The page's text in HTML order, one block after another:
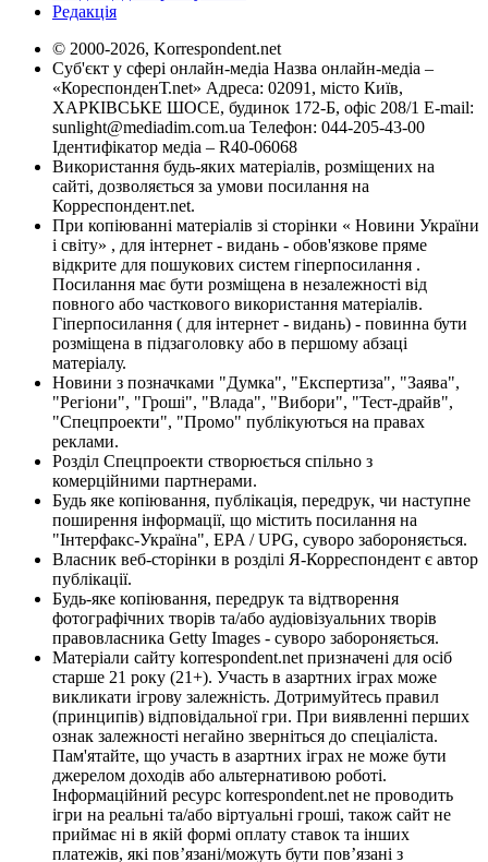
Редакція
© 2000-2026, Korrespondent.net
Суб'єкт у сфері онлайн-медіа Назва онлайн-медіа –
«КореспонденТ.net» Адреса: 02091, місто Київ,
ХАРКІВСЬКЕ ШОСЕ, будинок 172-Б, офіс 208/1 E-mail:
sunlight@mediadim.com.ua Телефон: 044-205-43-00
Ідентифікатор медіа – R40-06068
Використання будь-яких матеріалів, розміщених на
сайті, дозволяється за умови посилання на
Корреспондент.net.
При копіюванні матеріалів зі сторінки « Новини України
і світу» , для інтернет - видань - обов'язкове пряме
відкрите для пошукових систем гіперпосилання .
Посилання має бути розміщена в незалежності від
повного або часткового використання матеріалів.
Гіперпосилання ( для інтернет - видань) - повинна бути
розміщена в підзаголовку або в першому абзаці
матеріалу.
Новини з позначками "Думка", "Експертиза", "Заява",
"Регіони", "Гроші", "Влада", "Вибори", "Тест-драйв",
"Спецпроекти", "Промо" публікуються на правах
реклами.
Розділ Спецпроекти створюється спільно з
комерційними партнерами.
Будь яке копіювання, публікація, передрук, чи наступне
поширення інформації, що містить посилання на
"Інтерфакс-Україна", EPA / UPG, суворо забороняється.
Власник веб-сторінки в розділі Я-Корреспондент є автор
публікації.
Будь-яке копіювання, передрук та відтворення
фотографічних творів та/або аудіовізуальних творів
правовласника Getty Images - суворо забороняється.
Матеріали сайту korrespondent.net призначені для осіб
старше 21 року (21+). Участь в азартних іграх може
викликати ігрову залежність. Дотримуйтесь правил
(принципів) відповідальної гри. При виявленні перших
ознак залежності негайно зверніться до спеціаліста.
Пам'ятайте, що участь в азартних іграх не може бути
джерелом доходів або альтернативою роботі.
Інформаційний ресурс korrespondent.net не проводить
ігри на реальні та/або віртуальні гроші, також сайт не
приймає ні в якій формі оплату ставок та інших
платежів, які пов’язані/можуть бути пов’язані з